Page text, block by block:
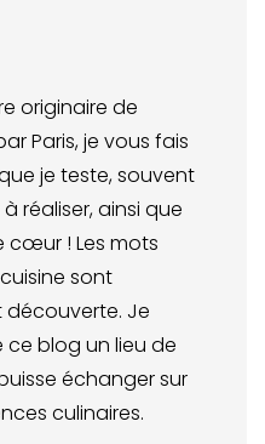
originaire de
Paris, je vous fais
je teste, souvent
réaliser, ainsi que
cœur ! Les mots
sont
découverte. Je
blog un lieu de
échanger sur
culinaires.